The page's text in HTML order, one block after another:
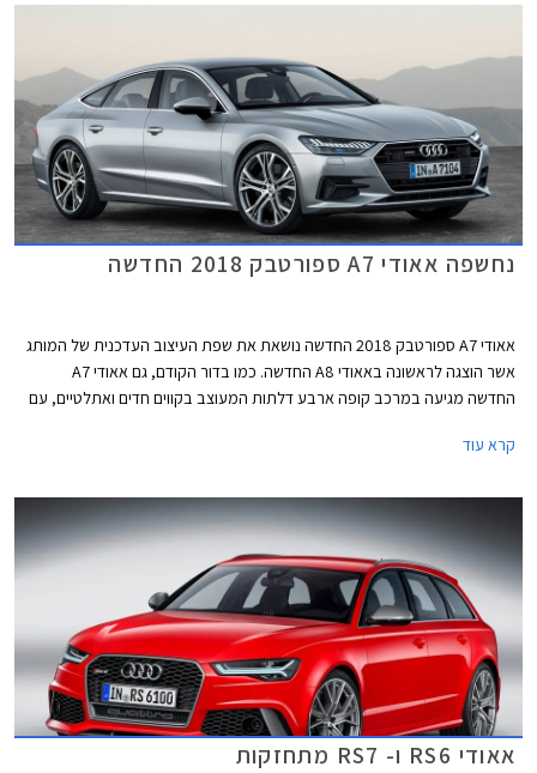
האחורי מציג קווים חלקים ונטולי קימורים, עם גג הגולש בהמשכיות אל מכסה תא
נחשפה אאודי A7 ספורטבק 2018 החדשה
אאודי A7 ספורטבק 2018 החדשה נושאת את שפת העיצוב העדכנית של המותג
אשר הוצגה לראשונה באאודי A8 החדשה. כמו בדור הקודם, גם אאודי A7
החדשה מגיעה במרכב קופה ארבע דלתות המעוצב בקווים חדים ואתלטיים, עם
ונמוך יותר מקודמו. גופי התאורה צרים וזמינים בשלוש גרסאות, הבכירה ביותר
אינץ' (בגרסה הבכירה) וקשתות גלגלים בולטות להענקת מראה שרירי המשלב
אלמנטים עיצוביים מאאודי קוואטרו המיתולוגית.
קרא עוד
אאודי RS6 ו- RS7 מתחזקות